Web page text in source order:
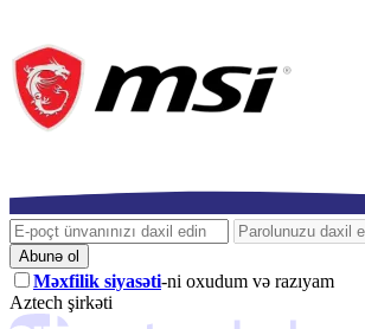
Abunə ol
Məxfilik siyasəti-ni oxudum və razıyam
Aztech şirkəti